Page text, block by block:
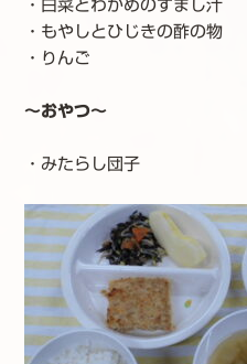
・白菜とわかめのすまし汁
・もやしとひじきの酢の物
・りんご
～おやつ～
・みたらし団子